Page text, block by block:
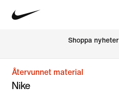
Shoppa nyheter
Återvunnet material
Nike